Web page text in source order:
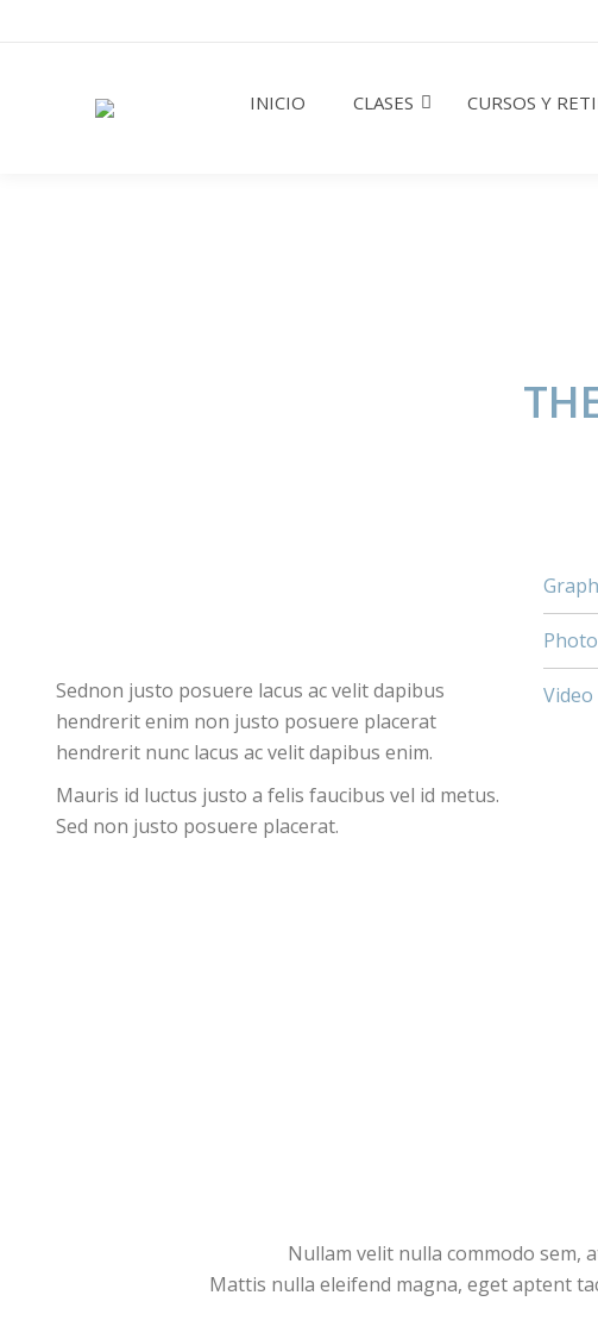
INICIO CLASES CURSOS Y
Sednon justo posuere lacus ac velit dapibus
hendrerit enim non justo posuere placerat
hendrerit nunc lacus ac velit dapibus enim.
Mauris id luctus justo a felis faucibus vel id metus.
Sed non justo posuere placerat.
Nullam velit nulla commodo sem,
Mattis nulla eleifend magna, eget aptent